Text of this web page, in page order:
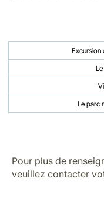
Excursion
Le parc
Pour plus de
veuillez contacter